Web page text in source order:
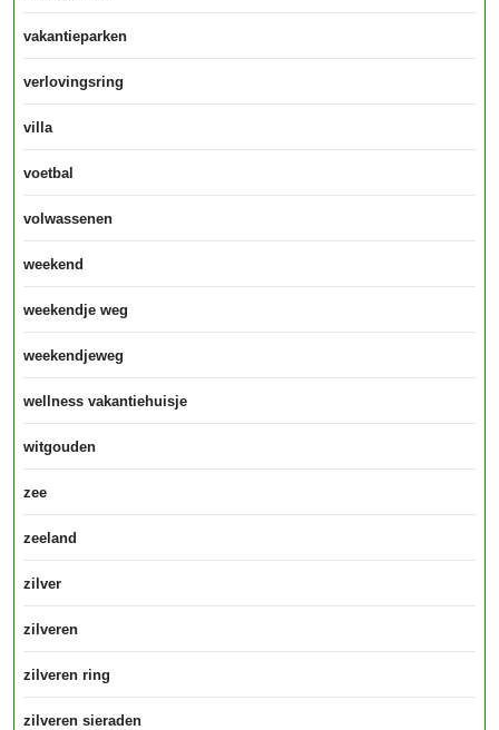
vakantieparken
verlovingsring
villa
voetbal
volwassenen
weekend
weekendje weg
weekendjeweg
wellness vakantiehuisje
witgouden
zee
zeeland
zilver
zilveren
zilveren ring
zilveren sieraden